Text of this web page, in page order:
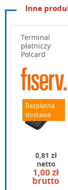
Wpisz poniżej
Wpisz kod
Inne
Terminal
płatniczy
Polcard
V240M
Bezpłatna
dostawa
0,81 zł
netto
1,00 zł
brutto